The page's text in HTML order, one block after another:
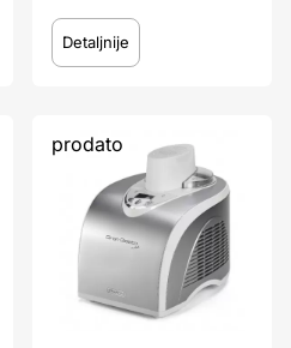
Detaljnije
prodato